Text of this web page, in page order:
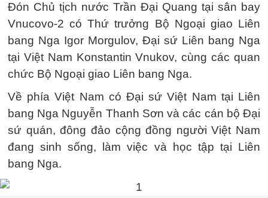
Đón Chủ tịch nước Trần Đại Quang tại sân bay
Vnucovo-2 có Thứ trưởng Bộ Ngoại giao Liên
bang Nga Igor Morgulov, Đại sứ Liên bang Nga
tại Việt Nam Konstantin Vnukov, cùng các quan
chức Bộ Ngoại giao Liên bang Nga.
Về phía Việt Nam có Đại sứ Việt Nam tại Liên
bang Nga Nguyễn Thanh Sơn và các cán bộ Đại
sứ quán, đông đảo cộng đồng người Việt Nam
đang sinh sống, làm việc và học tập tại Liên
bang Nga.